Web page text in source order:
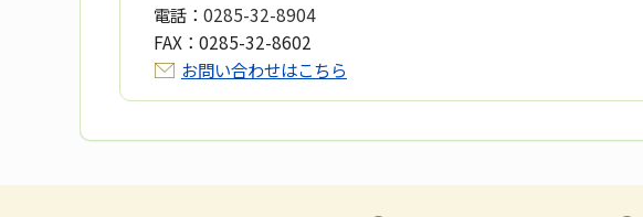
電話： 0285-32-8904
FAX： 0285-32-8602
お問い合わせはこちら